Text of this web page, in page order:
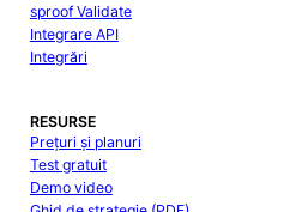
sproof Validate
Integrare API
Integrări
RESURSE
Prețuri și planuri
Test gratuit
Demo video